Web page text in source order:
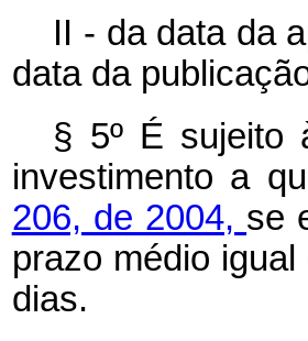
II - da data da
data da
§ 5º É sujeito
investimento a
206, de 2004, se
prazo médio
dias.